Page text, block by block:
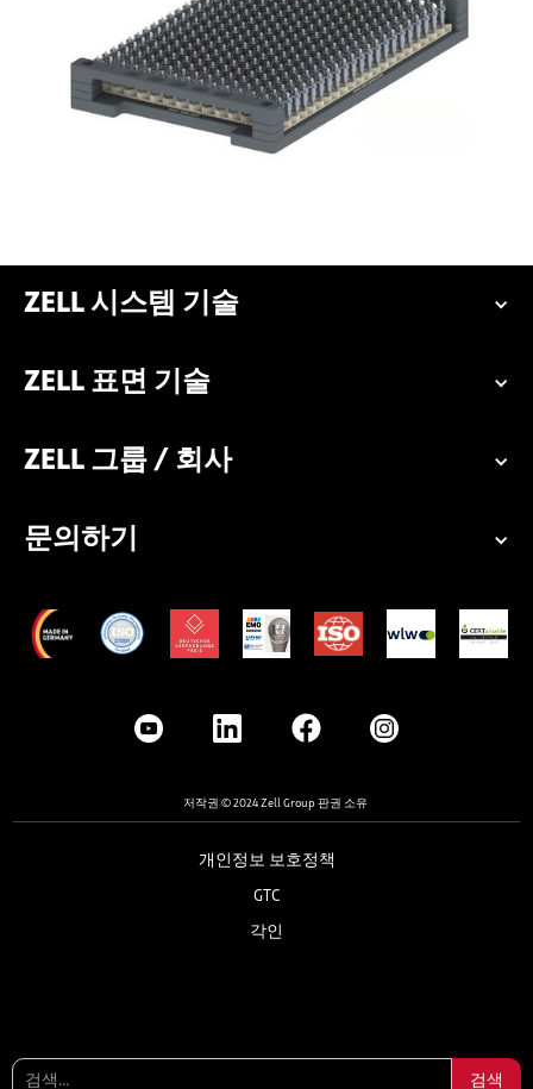
ZELL 시스템 기술
ZELL 표면 기술
ZELL 그룹 / 회사
문의하기
저작권 © 2024 Zell Group 판권 소유
개인정보 보호정책
GTC
각인